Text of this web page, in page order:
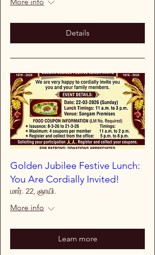
Details
Golden Jubilee Festive Lunch:
You Are Cordially Invited!
மார். 22, ஞாயி.
More info
Learn more